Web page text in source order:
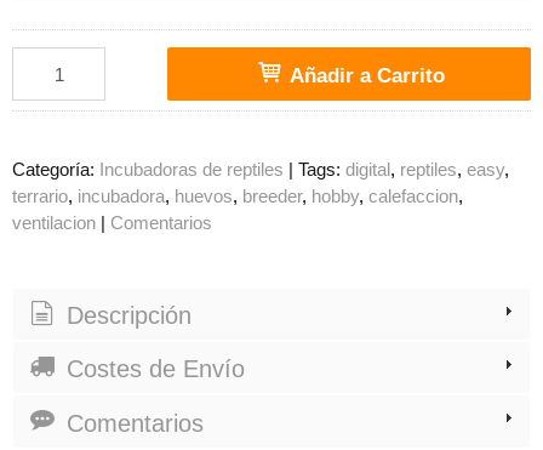
Añadir a Carrito
Categoría: Incubadoras de reptiles | Tags: digital reptiles easy
terrario incubadora huevos breeder hobby calefaccion
ventilacion | Comentarios
Descripción
Costes de Envío
Comentarios